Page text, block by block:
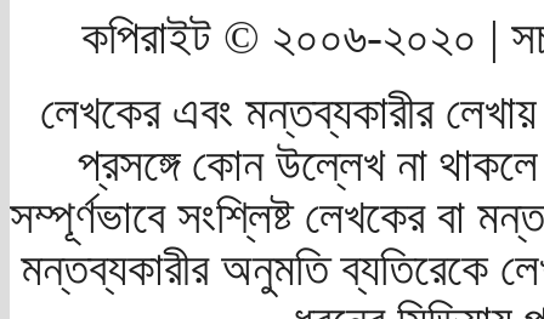
কপিরাইট © ২০০৬-২০২০ |
লেখকের এবং মন্তব্যকারীর
প্রসঙ্গে কোন উল্লেখ না
সম্পূর্ণভাবে সংশ্লিষ্ট লেখকের বা
মন্তব্যকারীর অনুমতি ব্যতিরেকে